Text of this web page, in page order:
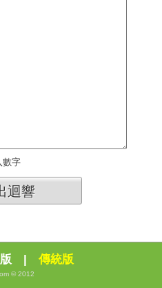
數字
迴響
傳統版
© 2012